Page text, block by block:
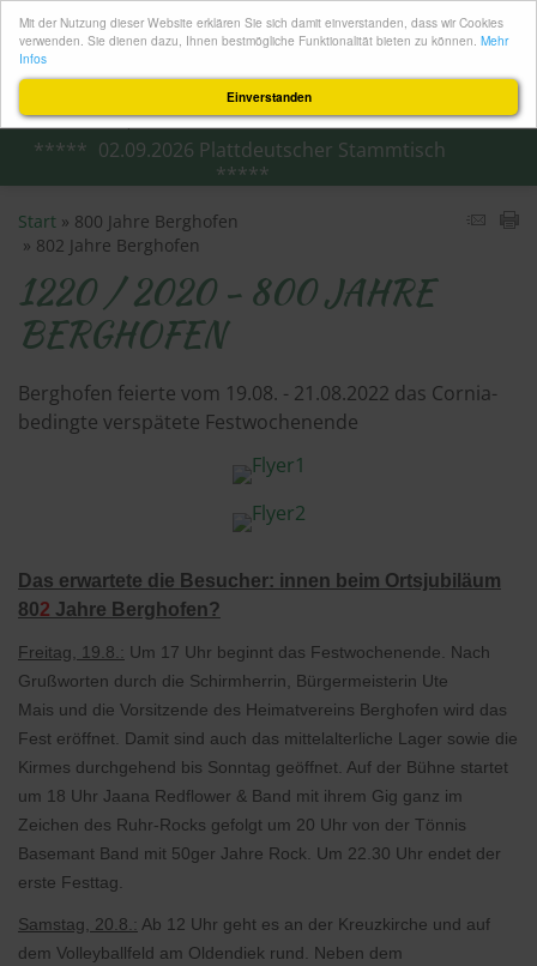
Mit der Nutzung dieser Website erklären Sie sich damit einverstanden, dass wir Cookies
verwenden. Sie dienen dazu, Ihnen bestmögliche Funktionalität bieten zu können. Mehr
Infos
Einverstanden
02.​09.​2026 Plattdeutscher Stammtisch
Start
800 Jahre Berghofen
802 Jahre Berghofen
1220 / 2020 - 800 JAHRE
BERGHOFEN
Berghofen feierte vom 19.08. - 21.08.2022 das Cornia-
bedingte verspätete Festwochenende
Das erwartete die Besucher: innen beim Ortsjubiläum
802 Jahre Berghofen?
Freitag, 19.8.: Um 17 Uhr beginnt das Festwochenende. Nach
Grußworten durch die Schirmherrin, Bürgermeisterin Ute
Mais und die Vorsitzende des Heimatvereins Berghofen wird das
Fest eröffnet. Damit sind auch das mittelalterliche Lager sowie die
Kirmes durchgehend bis Sonntag geöffnet. Auf der Bühne startet
um 18 Uhr Jaana Redflower & Band mit ihrem Gig ganz im
Zeichen des Ruhr-Rocks gefolgt um 20 Uhr von der Tönnis
Basemant Band mit 50ger Jahre Rock. Um 22.30 Uhr endet der
erste Festtag.
Samstag, 20.8.: Ab 12 Uhr geht es an der Kreuzkirche und auf
dem Volleyballfeld am Oldendiek rund. Neben dem